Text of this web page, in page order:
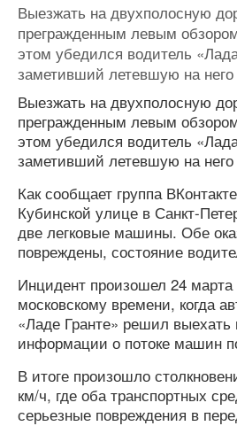
Выезжать на двухполосную
прегражденным левым
этом убедился водитель
заметивший летевшую на него
Выезжать на двухполосную
прегражденным левым
этом убедился водитель
заметивший летевшую на него
Как сообщает группа
Кубинской улице в Санкт-
две легковые машины. Обе
повреждены, состояние
Инцидент произошел 24 марта
московскому времени, когда
«Ладе Гранте» решил выехать
информации о потоке машин
В итоге произошло
км/ч, где оба транспортных
серьезные повреждения в